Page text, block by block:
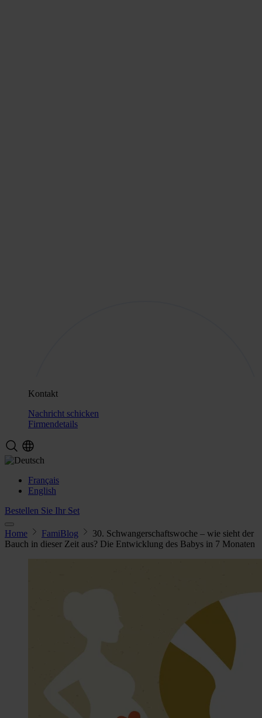
Kontakt
Nachricht schicken
Firmendetails
Français
English
Bestellen Sie Ihr Set
Home FamiBlog
30. Schwangerschaftswoche – wie sieht der
Bauch in dieser Zeit aus? Die Entwicklung des Babys in 7 Monaten